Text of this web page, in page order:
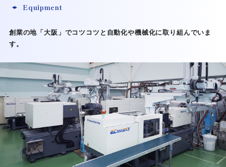
Equipment
創業の地「大阪」でコツコツと自動化や機械化に取り組んでいま
す。